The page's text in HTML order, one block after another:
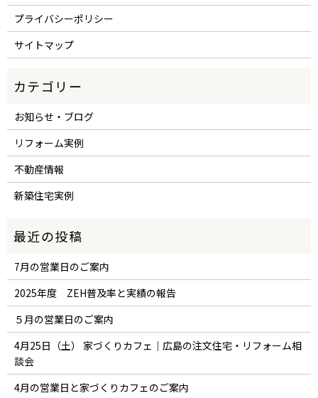
プライバシーポリシー
サイトマップ
お知らせ・ブログ
リフォーム実例
不動産情報
新築住宅実例
7月の営業日のご案内
2025年度 ZEH普及率と実績の報告
５月の営業日のご案内
4月25日（土） 家づくりカフェ｜広島の注文住宅・リフォーム相
談会
4月の営業日と家づくりカフェのご案内